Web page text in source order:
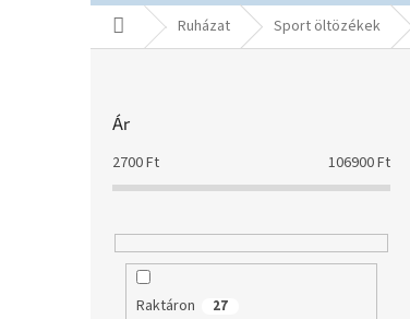
KezdőlapRuházat Sport öltözékek
Ár
2700Ft 106900Ft
Raktáron 27